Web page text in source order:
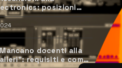
posizioni
candidarsi
docenti alla
requisiti e come